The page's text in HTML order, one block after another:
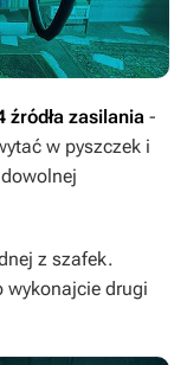
źródła zasilania -
w pyszczek i
z szafek.
wykonajcie drugi